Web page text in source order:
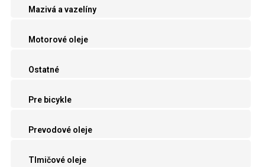
Mazivá a vazelíny
Motorové oleje
Ostatné
Pre bicykle
Prevodové oleje
Tlmičové oleje